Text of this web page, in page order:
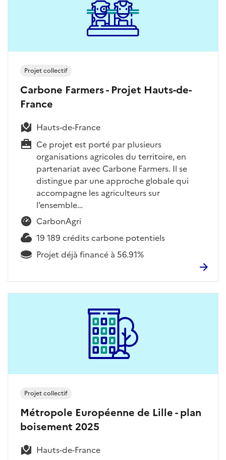
Carbone Farmers - Projet Hauts-de-
France
Hauts-de-France
Ce projet est porté par plusieurs
organisations agricoles du territoire, en
partenariat avec Carbone Farmers. Il se
distingue par une approche globale qui
accompagne les agriculteurs sur
l’ensemble…
CarbonAgri
19 189 crédits carbone potentiels
Projet déjà financé à 56.91%
Projet collectif
Métropole Européenne de Lille - plan
boisement 2025
Hauts-de-France
Projet collectif